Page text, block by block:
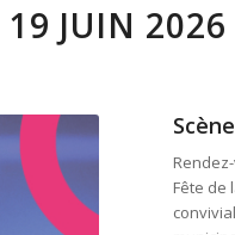
JUIN 2026
Fête de